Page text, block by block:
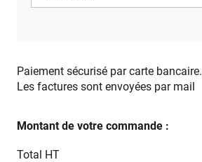
Paiement sécurisé par carte bancaire.
Les factures sont envoyées par mail
Montant de votre commande :
Total HT